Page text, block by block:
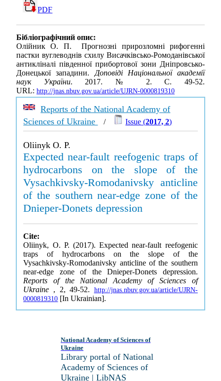
PDF
Бібліографічний опис:
Олійник О. П. Прогнозні прирозломні рифогенні
пастки вуглеводнів схилу Висачківсько-Ромоданівської
антикліналі південної прибортової зони Дніпровсько-
Донецької западини.Доповіді Національної академії
наук України. 2017. № 2. С. 49-52.
URL: http://jnas.nbuv.gov.ua/article/UJRN-0000819310
Reports of the National Academy of
Sciences of Ukraine
/ Issue (2017, 2)
Oliinyk O. P.
Expected near-fault reefogenic traps of
hydrocarbons on the slope of the
Vysachkivsky-Romodanivsky anticline
of the southern near-edge zone of the
Dnieper-Donets depression
Cite:
Oliinyk, O. P. (2017). Expected near-fault reefogenic
traps of hydrocarbons on the slope of the
Vysachkivsky-Romodanivsky anticline of the southern
near-edge zone of the Dnieper-Donets depression.
Reports of the National Academy of Sciences of
Ukraine , 2, 49-52. http://jnas.nbuv.gov.ua/article/UJRN-
0000819310 [In Ukrainian].
National Academy of Sciences of
Ukraine
Library portal of National
Academy of Sciences of
Ukraine | LibNAS